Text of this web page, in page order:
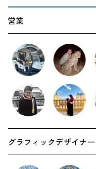
営業
グラフィックデザイナー